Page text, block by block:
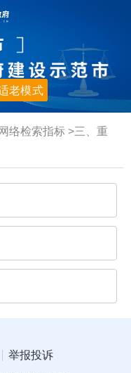
老模式
网络检索指标 >三、重
举报投诉